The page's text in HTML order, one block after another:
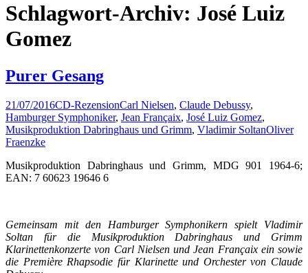
Schlagwort-Archiv: José Luiz
Gomez
Purer Gesang
21/07/2016CD-RezensionCarl Nielsen, Claude Debussy,
Hamburger Symphoniker, Jean Françaix, José Luiz Gomez,
Musikproduktion Dabringhaus und Grimm, Vladimir SoltanOliver
Fraenzke
Musikproduktion Dabringhaus und Grimm, MDG 901 1964-6;
EAN: 7 60623 19646 6
Gemeinsam mit den Hamburger Symphonikern spielt Vladimir
Soltan für die Musikproduktion Dabringhaus und Grimm
Klarinettenkonzerte von Carl Nielsen und Jean Françaix ein sowie
die Première Rhapsodie für Klarinette und Orchester von Claude